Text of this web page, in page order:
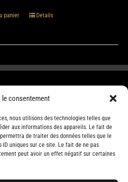
le consentement
nous utilisons des technologies telles que
aux informations des appareils. Le fait de
de traiter des données telles que le
uniques sur ce site. Le fait de ne pas
peut avoir un effet négatif sur certaines
panier Details